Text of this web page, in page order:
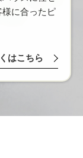
ウスに任せ
に合ったピ